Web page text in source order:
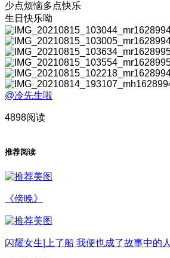
少点烦恼多点快乐
生日快乐呦
@冷先生啦
4898阅读
推荐阅读
《傍晚》
闪耀女生|上了船 我便也成了故事中的人